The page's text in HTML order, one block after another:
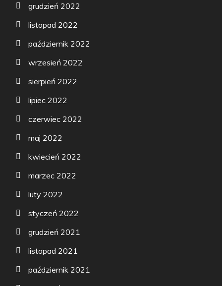
grudzień 2022
listopad 2022
październik 2022
wrzesień 2022
sierpień 2022
lipiec 2022
czerwiec 2022
maj 2022
kwiecień 2022
marzec 2022
luty 2022
styczeń 2022
grudzień 2021
listopad 2021
październik 2021